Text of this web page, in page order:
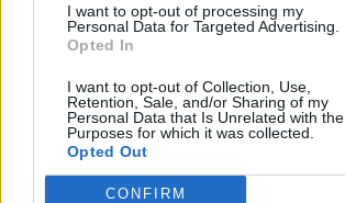
I want to opt-out of processing my
Personal Data for Targeted Advertising.
Opted In
I want to opt-out of Collection, Use,
Retention, Sale, and/or Sharing of my
Personal Data that Is Unrelated with the
Purposes for which it was collected.
Opted Out
CONFIRM
7. Žiedgraužio pažeidimai